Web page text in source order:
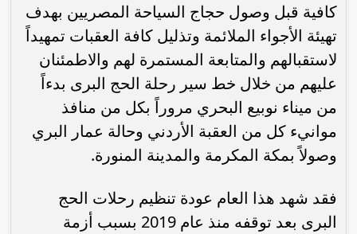
كافية قبل وصول حجاج السياحة المصريين بهدف
تهيئة الأجواء الملائمة وتذليل كافة العقبات تمهيداً
لاستقبالهم والمتابعة المستمرة لهم والاطمئنان
عليهم من خلال خط سير رحلة الحج البرى بدءاً
من ميناء نوبيع البحري مروراً بكل من منافذ
موانيء كل من العقبة الأردني وحالة عمار البري
وصولاً بمكة المكرمة والمدينة المنورة.
فقد شهد هذا العام عودة تنظيم رحلات الحج
البرى بعد توقفه منذ عام 2019 بسبب أزمة